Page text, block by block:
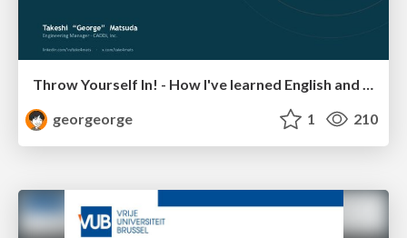
Throw Yourself In! - How I've learned English and What I'm Facing
georgeorge
1 210